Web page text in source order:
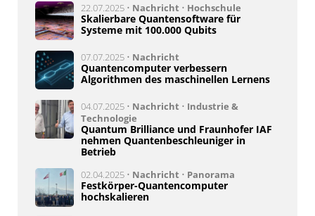
22.07.2025 • Nachricht • Hochschule
Skalierbare Quantensoftware für
Systeme mit 100.000 Qubits
07.07.2025 • Nachricht
Quantencomputer verbessern
Algorithmen des maschinellen Lernens
04.07.2025 • Nachricht • Industrie &
Technologie
Quantum Brilliance und Fraunhofer IAF
nehmen Quantenbeschleuniger in
Betrieb
02.04.2025 • Nachricht • Panorama
Festkörper-Quantencomputer
hochskalieren